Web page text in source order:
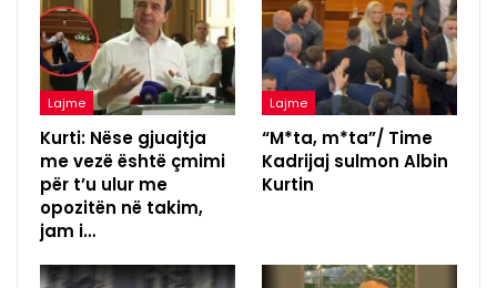
Lajme
Kurti: Nëse gjuajtja
me vezë është çmimi
për t’u ulur me
opozitën në takim,
jam i…
Lajme
“M*ta, m*ta”/ Time
Kadrijaj sulmon Albin
Kurtin